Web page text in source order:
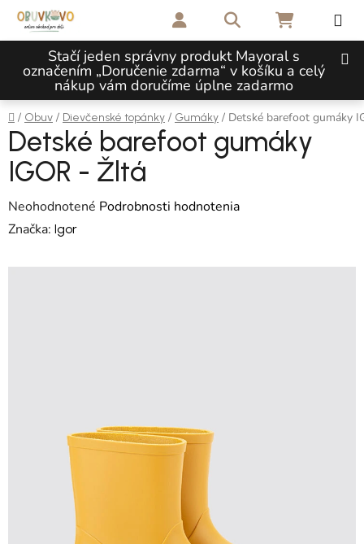
Prejsť na obsah
Stačí jeden správny produkt Mayoral s
označením „Doručenie zdarma“ v košíku a celý
nákup vám doručíme úplne zadarmo
Hľadať NÁKUPNÝ
Domov
/ Obuv / Dievčenské topánky / Gumáky / Detské barefoot gumáky
Detské barefoot gumáky
IGOR - Žltá
Priemerné hodnotenie produktu je 0,0 z 5 hviezdičiek.
Neohodnotené Podrobnosti hodnotenia
Značka: Igor